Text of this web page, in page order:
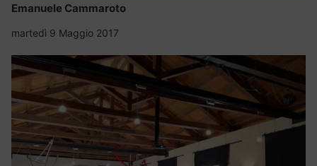
Emanuele Cammaroto
martedì 9 Maggio 2017